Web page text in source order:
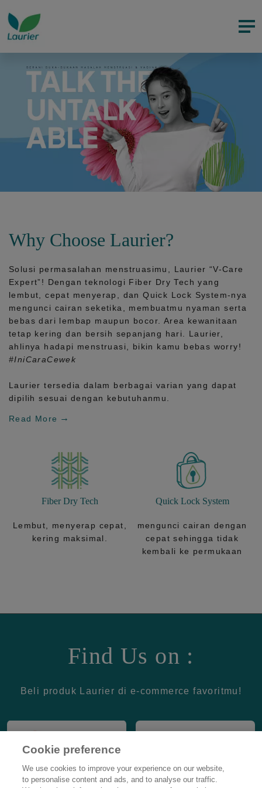
Why Choose Laurier?
Solusi permasalahan menstruasimu, Laurier “V-Care
Expert”! Dengan teknologi Fiber Dry Tech yang
lembut, cepat menyerap, danQuick Lock System-nya
mengunci cairan seketika, membuatmu nyaman serta
bebas dari lembap maupun bocor. Area kewanitaan
tetap kering dan bersih sepanjang hari.
Laurier,
ahlinya hadapi menstruasi, bikin kamu bebas worry!
#IniCaraCewek
Laurier tersedia dalam berbagai varian yang dapat
dipilih sesuai dengan kebutuhanmu.
Read More
Fiber Dry Tech
Lembut, menyerap cepat,
kering maksimal.
Quick Lock System
mengunci cairan dengan
cepat sehingga tidak
kembali ke permukaan
Find Us on :
Beli produk Laurier di e-commerce favoritmu!
Cookie preference
We use cookies to improve your experience on our website,
to personalise content and ads, and to analyse our traffic.